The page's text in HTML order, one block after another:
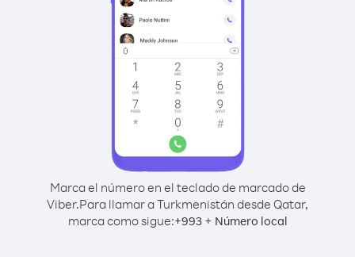
Marca el número en el teclado de marcado de
Viber.Para llamar a Turkmenistán desde Qatar,
marca como sigue:+993+ Número local